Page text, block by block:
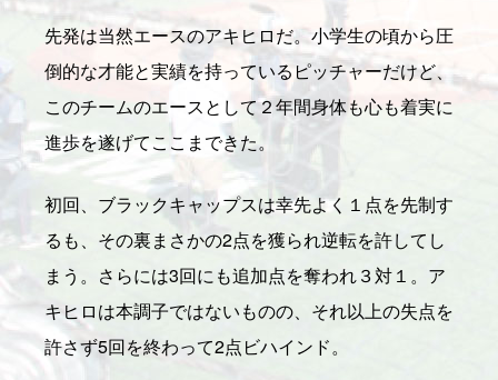
先発は当然エースのアキヒロだ。小学生の頃から圧
倒的な才能と実績を持っているピッチャーだけど、
このチームのエースとして２年間身体も心も着実に
進歩を遂げてここまできた。
初回、ブラックキャップスは幸先よく１点を先制す
るも、その裏まさかの2点を獲られ逆転を許してし
まう。さらには3回にも追加点を奪われ３対１。ア
キヒロは本調子ではないものの、それ以上の失点を
許さず5回を終わって2点ビハインド。